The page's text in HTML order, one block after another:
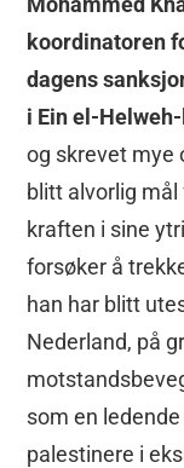
koordinatoren
dagens
i Ein el-
og skrevet mye
blitt alvorlig
kraften i sine
forsøker å
han har blitt
Nederland, på
som en
palestinere i